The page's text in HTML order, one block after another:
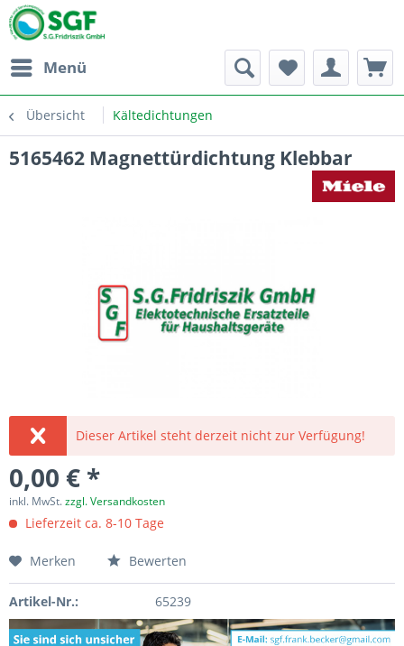
Menü
Übersicht Kältedichtungen
5165462 Magnettürdichtung Klebbar
Dieser Artikel steht derzeit nicht zur Verfügung!
0,00 € *
inkl. MwSt.zzgl. Versandkosten
Lieferzeit ca. 8-10 Tage
Merken Bewerten
Artikel-Nr.: 65239